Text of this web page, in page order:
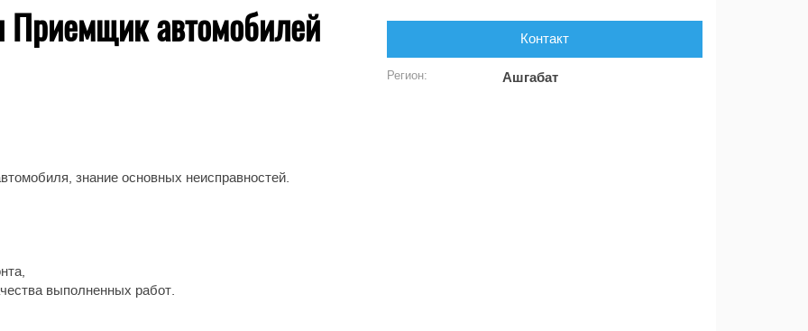
Приемщик автомобилей
знание основных неисправностей.
выполненных работ.
Контакт
Регион: Ашгабат